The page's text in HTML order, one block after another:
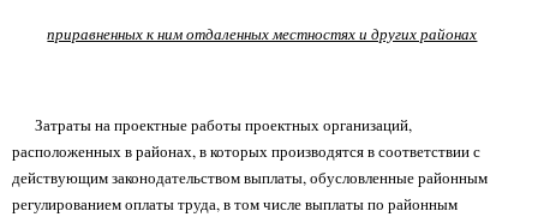
приравненных к ним отдаленных местностях и других районах
Затраты на проектные работы проектных организаций,
расположенных в районах, в которых производятся в соответствии с
действующим законодательством выплаты, обусловленные районным
регулированием оплаты труда, в том числе выплаты по районным